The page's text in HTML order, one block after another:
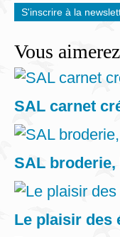
S'inscrire à la
Vous
SAL carnet
SAL
Le plaisir des